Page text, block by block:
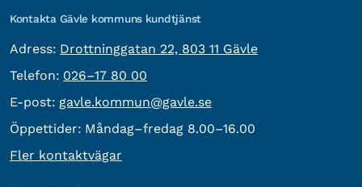
Kontakta Gävle kommuns kundtjänst
Adress: besöksadress:
Drottninggatan 22, 803 11 Gävle
Telefon: Telefon:
026–17 80 00
E-post: E-post:
gavle.kommun@gavle.se
Öppettider: Måndag–fredag 8.00–16.00
Fler kontaktvägar